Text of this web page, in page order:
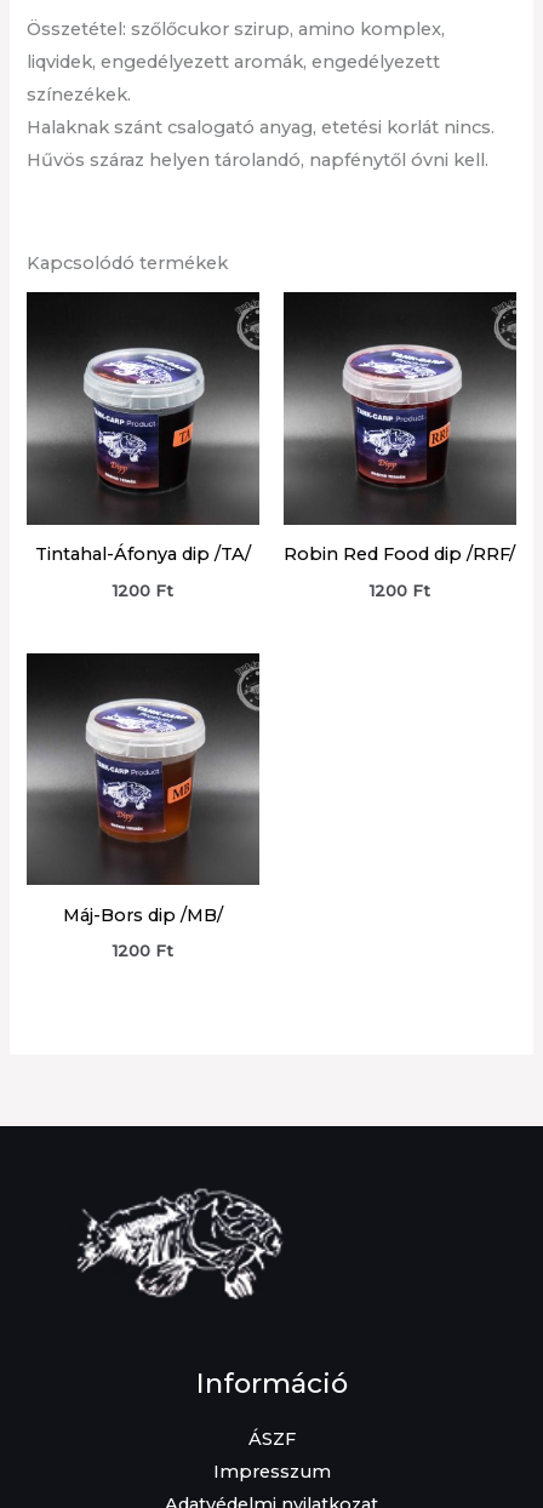
Összetétel: szőlőcukor szirup, amino komplex,
liqvidek, engedélyezett aromák, engedélyezett
színezékek.
Halaknak szánt csalogató anyag, etetési korlát nincs.
Hűvös száraz helyen tárolandó, napfénytől óvni kell.
Kapcsolódó termékek
Tintahal-Áfonya dip /TA/
1200 Ft
Robin Red Food dip /RRF/
1200 Ft
Máj-Bors dip /MB/
1200 Ft
Információ
ÁSZF
Impresszum